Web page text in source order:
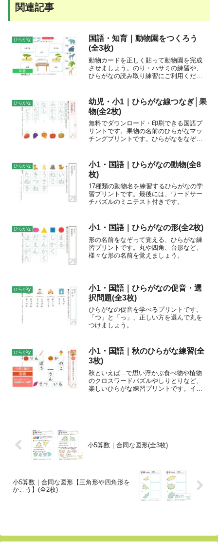
関連記事
ひらがな
国語・知育｜動物園をつくろう
(全3枚)
動物カードを正しく貼って動物園を完成
させましょう。のり・ハサミの練習や、
ひらがなの読み取り練習にご利用くださ
ひらがな
幼児・小1｜ひらがな線つなぎ│果
物(全2枚)
無料でダウンロード・印刷できる国語プ
リントです。果物の名前のひらがなマッ
チングプリントです。ひらがなをなぞっ
の学習に。おすすめの学年幼児・小学1年
生印刷方法カラー印刷/...
ひらがな
小1・国語｜ひらがなの動物(全8
枚)
17種類の動物名を練習するひらがなの学
習プリントです。最後には、ワードサー
チパズルのミニテスト付きです。
ひらがな 小1・国語｜ひらがなの形(全2枚)
形の名前をなぞって覚える、ひらがな練
習プリントです。丸や四角、台形など、
様々な形の名前を覚えましょう。
ひらがな
小1・国語｜ひらがなの促音・選
択問題(全3枚)
ひらがなの促音を学べるプリントです。
「つ」と「っ」、正しい方を選んで丸を
つけましょう。
ひらがな
小1・国語｜秋のひらがな練習(全
3枚)
秋といえば...で思い浮かぶ食べ物や植物
のクロスワードパズルやしりとりなど、
楽しいひらがな練習プリントです。イラ
小5算数｜合同な図形(全3枚)
小5算数｜合同な図形【三角形や四角形を
かこう】(全2枚)